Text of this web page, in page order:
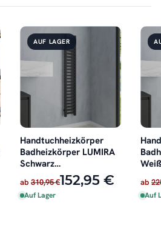
AUF LAGER
Handtuchheizkörper
Badheizkörper LUMIRA
Schwarz
Seitenanschluss
ab 310,95 €152,95 €
Auf Lager
ab
Auf